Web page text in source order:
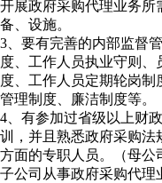
开展政府采购代理业务所
备、设施。
3、要有完善的内部监督
度、工作人员执业守则、
度、工作人员定期轮岗
管理制度、廉洁制度等。
4、有参加过省级以上财
训，并且熟悉政府采购法
方面的专职人员。（母公
子公司从事政府采购代理